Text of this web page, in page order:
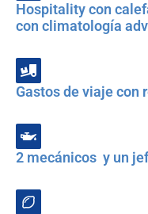
Hospitality con
con climatología
Gastos de viaje con
2 mecánicos y un